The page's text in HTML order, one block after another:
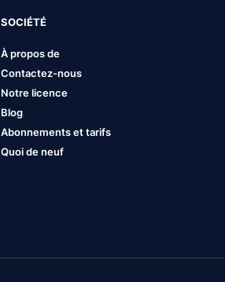
SOCIÉTÉ
À propos de
Contactez-nous
Notre licence
Blog
Abonnements et tarifs
Quoi de neuf